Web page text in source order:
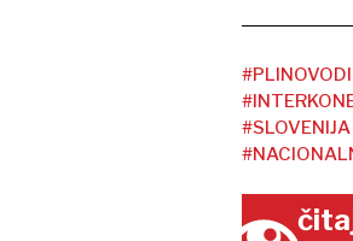
#PLINOVODI
#SLOVENIJA